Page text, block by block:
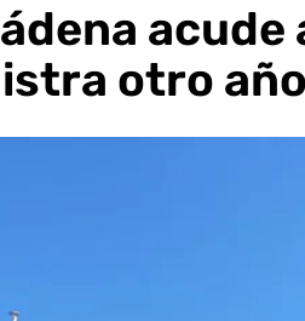
acude
otro